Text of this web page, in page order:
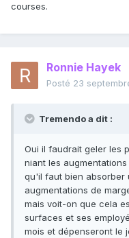
courses.
Ronnie Hayek
Posté 23
Tremendo a dit :
Oui il faudrait geler les
niant les
qu'il faut bien absorber
augmentations de
mais voit-on que cela
surfaces et ses
mois et dépenseront le